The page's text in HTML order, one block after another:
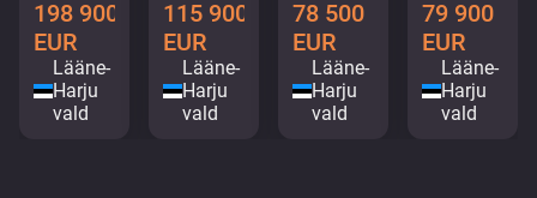
198 900
EUR
Lääne-
Harju
vald
115 900
EUR
Lääne-
Harju
vald
78 500
EUR
Lääne-
Harju
vald
79 900
EUR
Lääne-
Harju
vald